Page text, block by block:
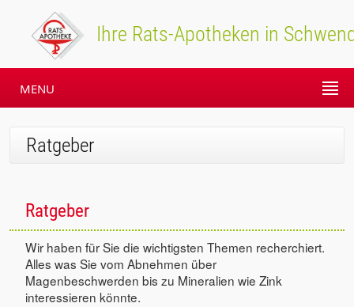
Ihre Rats-Apotheken in
MENU
Ratgeber
Ratgeber
Wir haben für Sie die wichtigsten Themen recherchiert.
Alles was Sie vom Abnehmen über
Magenbeschwerden bis zu Mineralien wie Zink
interessieren könnte.